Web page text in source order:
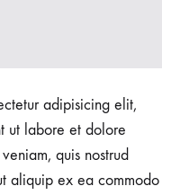
adipisicing elit,
ut labore et dolore
quis nostrud
aliquip ex ea commodo